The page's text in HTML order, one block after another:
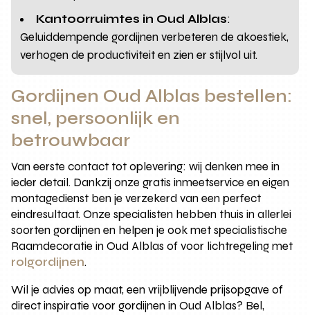
Kantoorruimtes in Oud Alblas:
Geluiddempende gordijnen verbeteren de akoestiek,
verhogen de productiviteit en zien er stijlvol uit.
Gordijnen Oud Alblas bestellen:
snel, persoonlijk en
betrouwbaar
Van eerste contact tot oplevering: wij denken mee in
ieder detail. Dankzij onze gratis inmeetservice en eigen
montagedienst ben je verzekerd van een perfect
eindresultaat. Onze specialisten hebben thuis in allerlei
soorten gordijnen en helpen je ook met specialistische
Raamdecoratie in Oud Alblas of voor lichtregeling met
rolgordijnen.
Wil je advies op maat, een vrijblijvende prijsopgave of
direct inspiratie voor gordijnen in Oud Alblas? Bel,